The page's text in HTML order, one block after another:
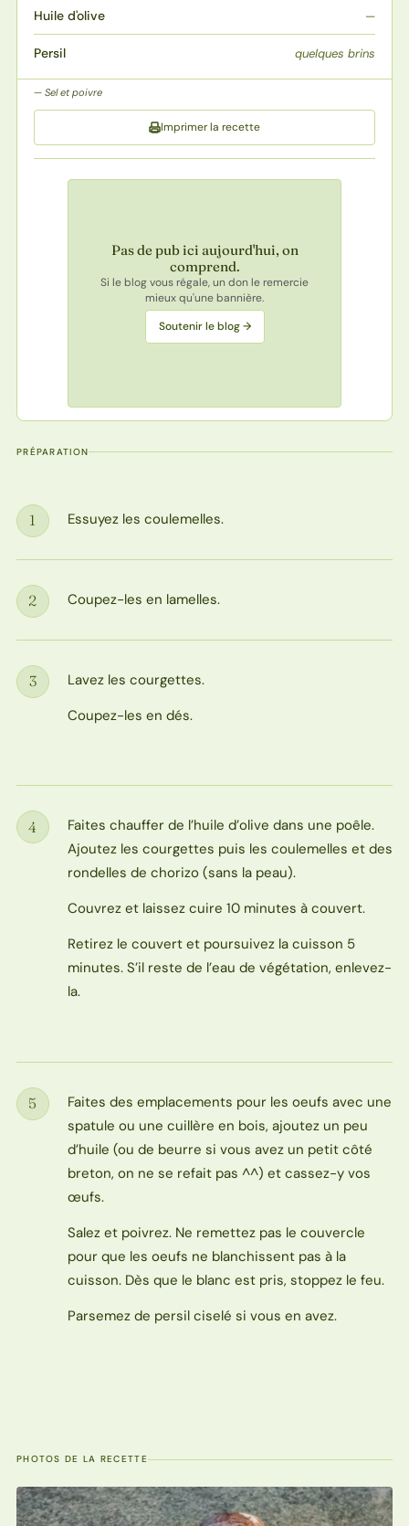
Huile d'olive —
Persil quelques brins
Sel et poivre
Imprimer la recette
Pas de pub ici aujourd'hui, on
comprend.
Si le blog vous régale, un don le remercie
mieux qu'une bannière.
Soutenir le blog →
PRÉPARATION
Étape
1 Essuyez les coulemelles.
Étape
2 Coupez-les en lamelles.
Étape
3
Lavez les courgettes.
Coupez-les en dés.
Étape
4
Faites chauffer de l’huile d’olive dans une poêle.
Ajoutez les courgettes puis les coulemelles et des
rondelles de chorizo (sans la peau).
Couvrez et laissez cuire 10 minutes à couvert.
Retirez le couvert et poursuivez la cuisson 5
minutes. S’il reste de l’eau de végétation, enlevez-
la.
Étape
5
Faites des emplacements pour les oeufs avec une
spatule ou une cuillère en bois, ajoutez un peu
d’huile (ou de beurre si vous avez un petit côté
breton, on ne se refait pas ^^) et cassez-y vos
œufs.
Salez et poivrez. Ne remettez pas le couvercle
pour que les oeufs ne blanchissent pas à la
cuisson. Dès que le blanc est pris, stoppez le feu.
Parsemez de persil ciselé si vous en avez.
PHOTOS DE LA RECETTE